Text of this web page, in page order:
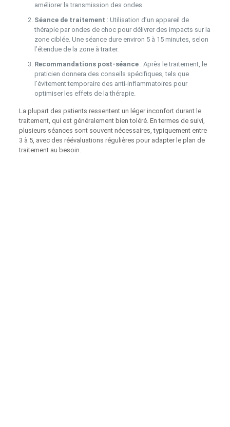
améliorer la transmission des ondes.
Séance de traitement : Utilisation d’un appareil de
thérapie par ondes de choc pour délivrer des impacts sur la
zone ciblée. Une séance dure environ 5 à 15 minutes, selon
l’étendue de la zone à traiter.
Recommandations post-séance: Après le traitement, le
praticien donnera des conseils spécifiques, tels que
l’évitement temporaire des anti-inflammatoires pour
optimiser les effets de la thérapie.
La plupart des patients ressentent un léger inconfort durant le
traitement, qui est généralement bien toléré. En termes de suivi,
plusieurs séances sont souvent nécessaires, typiquement entre
3 à 5, avec des réévaluations régulières pour adapter le plan de
traitement au besoin.